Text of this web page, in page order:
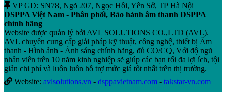
VP GD: SN78, Ngõ 207, Ngọc Hồi, Yên Sở, TP Hà Nội
DSPPA Việt Nam - Phân phối, Bảo hành âm thanh DSPPA
chính hãng
Website được quản lý bởi AVL SOLUTIONS CO.,LTD (AVL).
AVL chuyên cung cấp giải pháp kỹ thuật, công nghệ, thiết bị Âm
thanh - Hình ảnh - Ánh sáng chính hãng, đủ CO/CQ, Với độ ngũ
nhân viên trên 10 năm kinh nghiệp sẽ giúp các bạn tối đa lợi ích, tội
giản chi phí và luôn luôn hỗ trợ mức giá tốt nhất trên thị trường.
Website: avlsolutions.vn - dsppavietnam.com - takstar-vn.com